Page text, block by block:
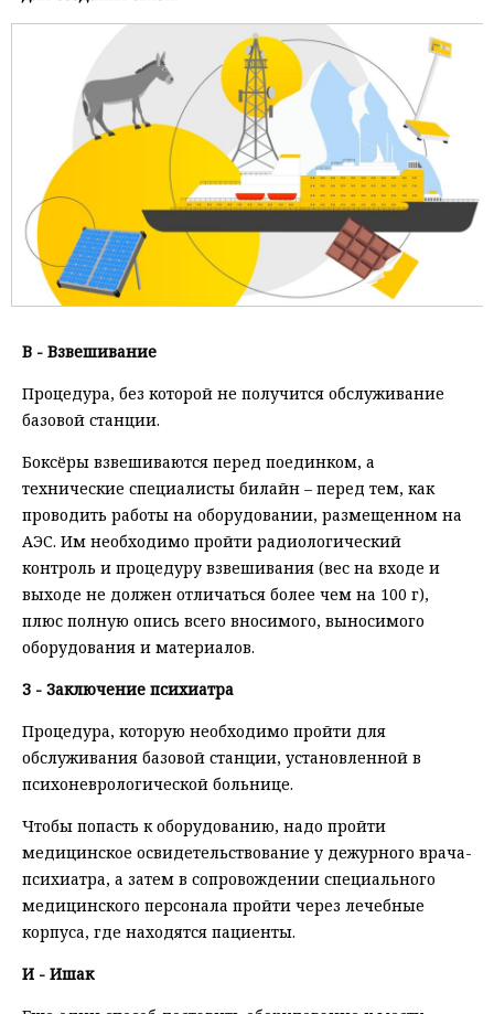
В - Взвешивание
Процедура, без которой не получится обслуживание
базовой станции.
Боксёры взвешиваются перед поединком, а
технические специалисты билайн – перед тем, как
проводить работы на оборудовании, размещенном на
АЭС. Им необходимо пройти радиологический
контроль и процедуру взвешивания (вес на входе и
выходе не должен отличаться более чем на 100 г),
плюс полную опись всего вносимого, выносимого
оборудования и материалов.
З - Заключение психиатра
Процедура, которую необходимо пройти для
обслуживания базовой станции, установленной в
психоневрологической больнице.
Чтобы попасть к оборудованию, надо пройти
медицинское освидетельствование у дежурного врача-
психиатра, а затем в сопровождении специального
медицинского персонала пройти через лечебные
корпуса, где находятся пациенты.
И - Ишак